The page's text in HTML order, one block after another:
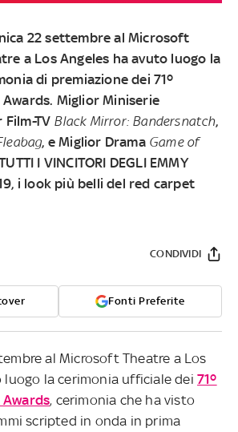
22 settembre al Microsoft
a Los Angeles ha avuto luogo la
di premiazione dei 71º
Awards. Miglior Miniserie
TV Black Mirror: Bandersnatch,
, e Miglior Drama Game of
I VINCITORI DEGLI EMMY
i look più belli del red carpet
Fonti Preferite
CONDIVIDI
al Microsoft Theatre a Los
luogo la cerimonia ufficiale dei71º
Awards, cerimonia che ha visto
scripted in onda in prima